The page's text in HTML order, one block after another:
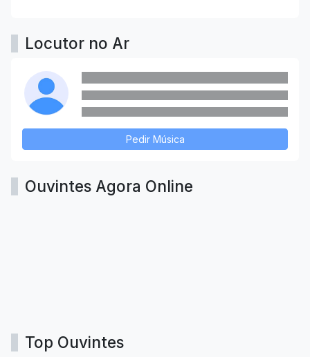
Locutor no Ar
Pedir Música
Ouvintes Agora Online
Top Ouvintes